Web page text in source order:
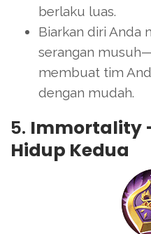
berlaku luas.
Biarkan diri Anda
serangan
membuat tim
dengan mudah.
5. Immortality
Hidup Kedua